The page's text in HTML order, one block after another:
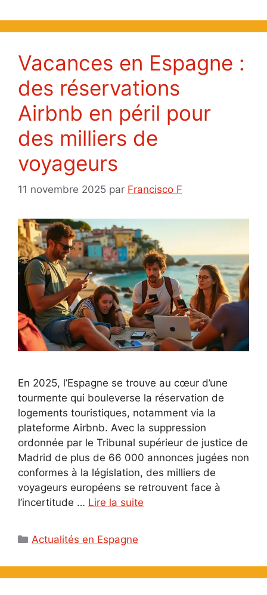
Vacances en Espagne :
des réservations
Airbnb en péril pour
des milliers de
voyageurs
11 novembre 2025 par Francisco F
En 2025, l’Espagne se trouve au cœur d’une
tourmente qui bouleverse la réservation de
logements touristiques, notamment via la
plateforme Airbnb. Avec la suppression
ordonnée par le Tribunal supérieur de justice de
Madrid de plus de 66 000 annonces jugées non
conformes à la législation, des milliers de
voyageurs européens se retrouvent face à
l’incertitude … Lire la suite
Catégories
Actualités en Espagne